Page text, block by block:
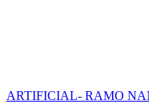
ARTIFICIAL- RAMO